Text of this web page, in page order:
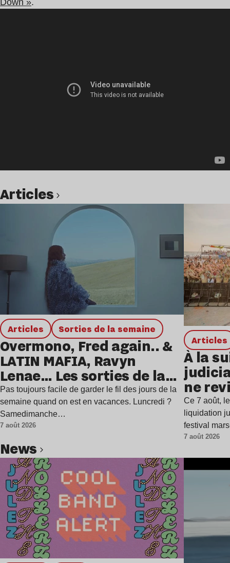
Down ».
Articles
Articles Sorties de la semaine
Overmono, Fred again.. &
LATIN MAFIA, Ravyn
Lenae… Les sorties de la
semaine
Pas toujours facile de garder le fil des jours de la
semaine quand on est en vacances. Luncredi ?
Samedimanche…
7 août 2026
Articles
À la
ne
Ce 7 août,
liquidation
festival
7 août 2026
news
Lire l’article